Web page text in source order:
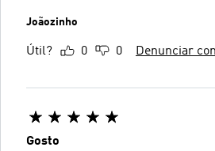
Joãozinho
Útil? 0 0 Denunciar
Gosto